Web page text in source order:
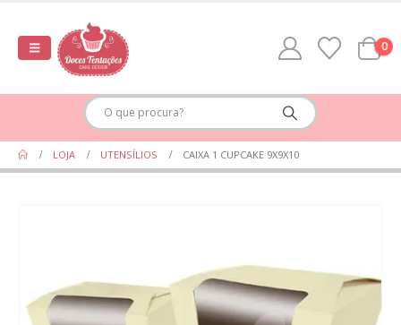
0
LOJA UTENSÍLIOS CAIXA 1 CUPCAKE 9X9X10